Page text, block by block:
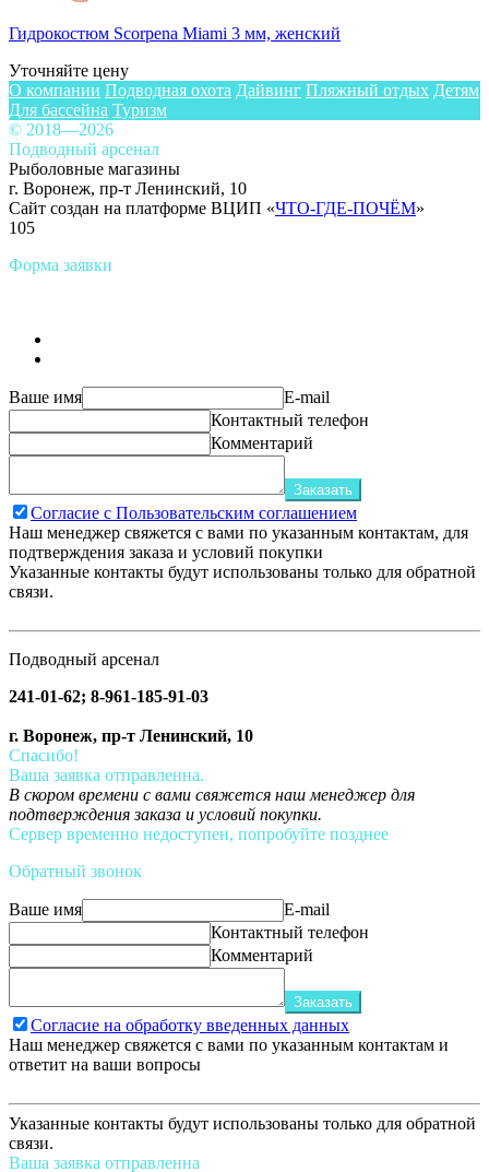
Гидрокостюм Scorpena Miami 3 мм, женский
Уточняйте цену
О компании Подводная охота Дайвинг Пляжный отдых Детям
Для бассейна Туризм
© 2018—2026
Подводный арсенал
Рыболовные магазины
г. Воронеж, пр-т Ленинский, 10
Сайт создан на платформе ВЦИП «ЧТО-ГДЕ-ПОЧЁМ»
105
Форма заявки
Ваше имя
E-mail
Контактный телефон
Комментарий
Заказать
Согласие с Пользовательским соглашением
Наш менеджер свяжется с вами по указанным контактам, для
подтверждения заказа и условий покупки
Указанные контакты будут использованы только для обратной
связи.
Подводный арсенал
241-01-62; 8-961-185-91-03
г. Воронеж, пр-т Ленинский, 10
Спасибо!
Ваша заявка отправленна.
В скором времени с вами свяжется наш менеджер для
подтверждения заказа и условий покупки.
Сервер временно недоступен, попробуйте позднее
Обратный звонок
Ваше имя
E-mail
Контактный телефон
Комментарий
Заказать
Согласие на обработку введенных данных
Наш менеджер свяжется с вами по указанным контактам и
ответит на ваши вопросы
Указанные контакты будут использованы только для обратной
связи.
Ваша заявка отправленна